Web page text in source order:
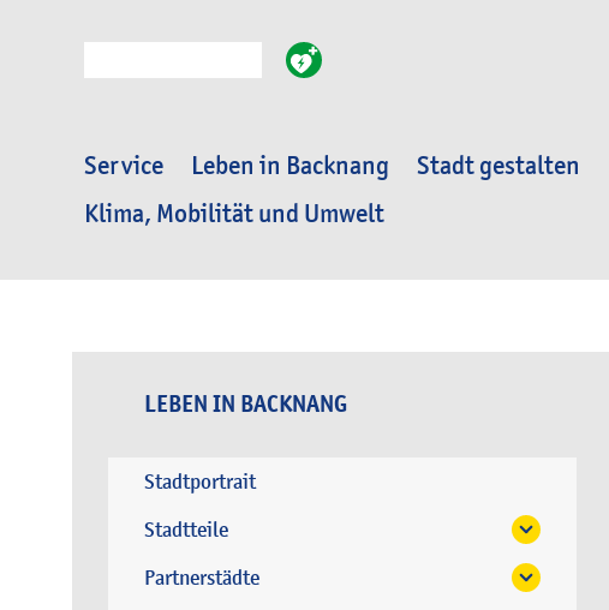
Service Leben in Backnang Stadt gestalten
Klima, Mobilität und Umwelt
LEBEN IN BACKNANG
Stadtportrait
Stadtteile
Partnerstädte